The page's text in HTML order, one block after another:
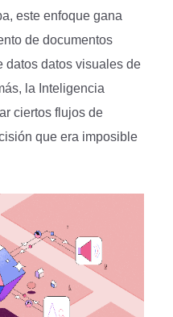
este enfoque gana
de documentos
datos datos visuales de
la Inteligencia
ciertos flujos de
que era imposible